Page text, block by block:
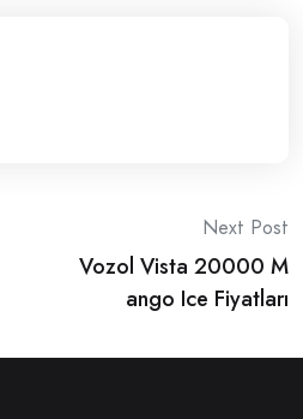
Next Post
Vozol Vista 20000 M
ango Ice Fiyatları